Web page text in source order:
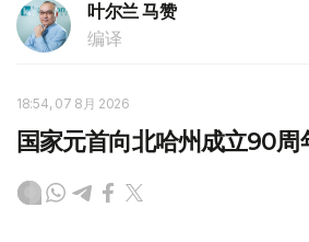
叶尔兰 马赞
编译
18:54, 07 8月 2026
国家元首向北哈州成立90周